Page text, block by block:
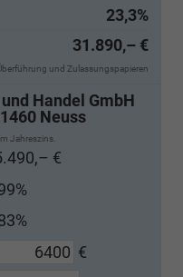
23,3%
31.890,– €
und Zulassungspapieren
Handel GmbH
Neuss
Jahreszins.
€
€